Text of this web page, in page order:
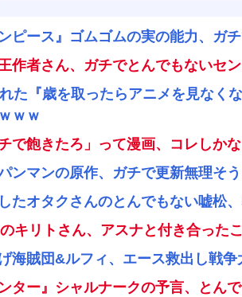
ピース』ゴムゴムの実の能力、ガ
作者さん、ガチでとんでもないセ
た『歳を取ったらアニメを見なく
ｗｗ
で飽きたろ」って漫画、コレしか
ンマンの原作、ガチで更新無理そ
たオタクさんのとんでもない嘘松
のキリトさん、アスナと付き合った
海賊団&ルフィ、エース救出し戦
ター』シャルナークの予言、とん